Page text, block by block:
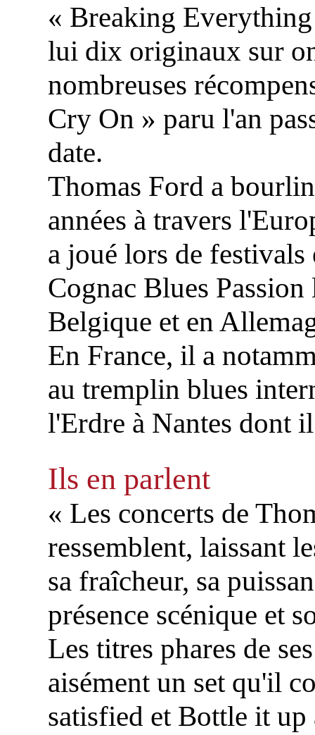
« Breaking
lui dix originaux sur
nombreuses
Cry On » paru l'an
date.
Thomas Ford a
années à travers
a joué lors de
Cognac Blues
Belgique et en
En France, il a
au tremplin blues
l'Erdre à Nantes dont
Ils en parlent
« Les concerts de
ressemblent, laissant
sa fraîcheur, sa
présence scénique et
Les titres phares de
aisément un set qu'il
satisfied et Bottle it